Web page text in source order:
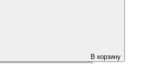
В корзину